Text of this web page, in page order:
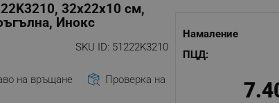
32x22x10 см,
Инокс
SKU ID: 51222K3210
на връщане
Проверка на
Намаление
ПЦД: